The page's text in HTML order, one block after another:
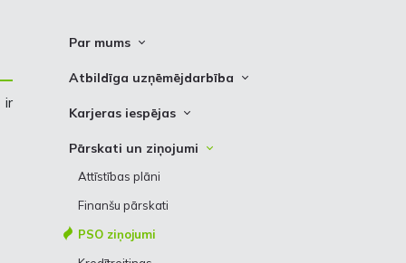
ir
Par mums
Conexus vizītkarte
Akcionāru struktūra
Padome
Atbildīga uzņēmējdarbība
Cel trauksmi
Karjeras iespējas
Vakances
Kādēļ izvēlēties strādāt Conexus
Prakses iespējas
Pārskati un ziņojumi
Attīstības plāni
Finanšu pārskati
PSO ziņojumi